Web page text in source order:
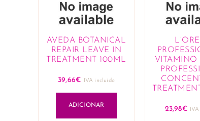
AVEDA BOTANICAL
REPAIR LEAVE IN
TREATMENT 100ML
39,66€ IVA incluido
ADICIONAR
VITAMINO
23,98€